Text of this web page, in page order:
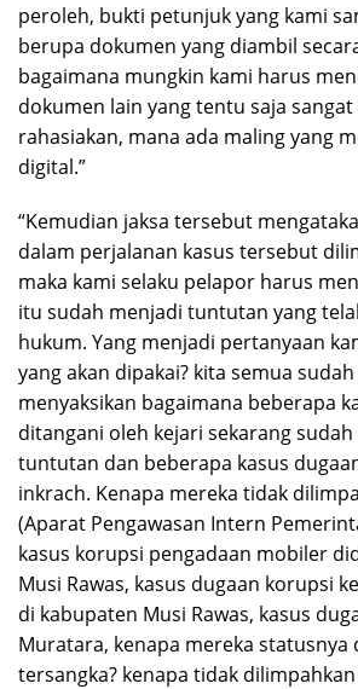
peroleh, bukti petunjuk yang kami
berupa dokumen yang diambil
bagaimana mungkin kami harus
dokumen lain yang tentu saja sangat
rahasiakan, mana ada maling yang
digital.”
“Kemudian jaksa tersebut
dalam perjalanan kasus tersebut
maka kami selaku pelapor harus
itu sudah menjadi tuntutan yang
hukum. Yang menjadi pertanyaan
yang akan dipakai? kita semua
menyaksikan bagaimana beberapa
ditangani oleh kejari sekarang
tuntutan dan beberapa kasus
inkrach. Kenapa mereka tidak
(Aparat Pengawasan Intern
kasus korupsi pengadaan mobiler
Musi Rawas, kasus dugaan korupsi
di kabupaten Musi Rawas, kasus
Muratara, kenapa mereka statusnya
tersangka? kenapa tidak dilimpahkan